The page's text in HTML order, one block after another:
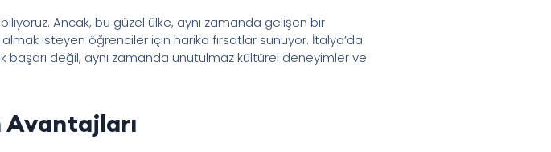
Ancak, bu güzel ülke, aynı zamanda gelişen bir
isteyen öğrenciler için harika fırsatlar sunuyor. İtalya’da
değil, aynı zamanda unutulmaz kültürel deneyimler ve